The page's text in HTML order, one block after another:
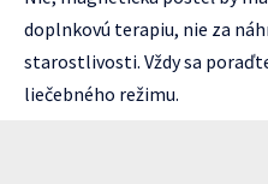
doplnkovú terapiu, nie za
starostlivosti. Vždy sa
liečebného režimu.